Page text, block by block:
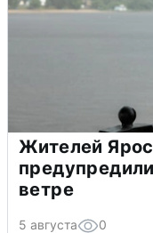
Жителей
ветре
5 августа 0